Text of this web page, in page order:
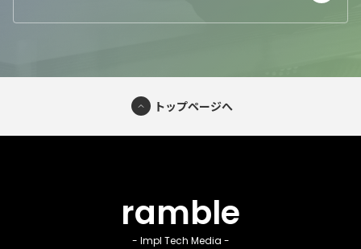
トップページへ
ramble
- Impl Tech Media -